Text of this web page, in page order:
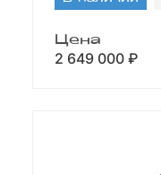
Цена
2 649 000 ₽